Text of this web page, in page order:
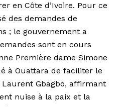
en Côte d’Ivoire. Pour ce
des demandes de
; le gouvernement a
sont en cours
Première dame Simone
à Ouattara de faciliter le
Gbagbo, affirmant
nuise à la paix et la